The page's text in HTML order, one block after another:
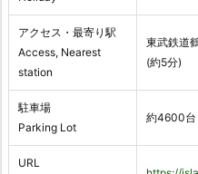
アクセス・最寄り駅
Access, Nearest
station
東武鉄道
(約5分)
駐車場
Parking Lot
約4600台
URL